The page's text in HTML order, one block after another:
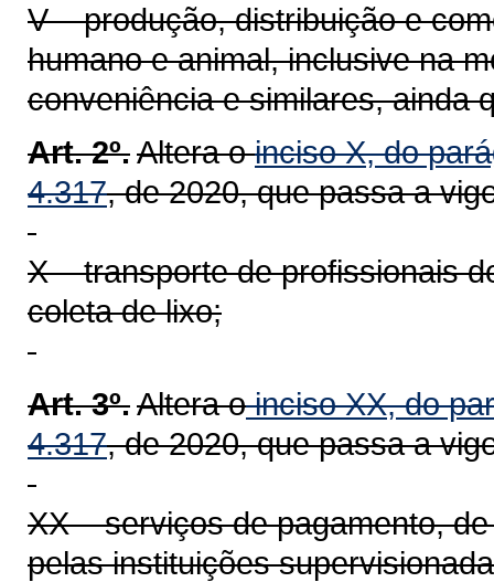
V – produção, distribuição e
humano e animal, inclusive na
conveniência e similares, ainda
Art. 2º.Altera oinciso X, do
4.317, de 2020, que passa a
X – transporte de profissionais
coleta de lixo;
Art. 3º.Altera oinciso XX, do
4.317, de 2020, que passa a
XX – serviços de pagamento,
pelas instituições